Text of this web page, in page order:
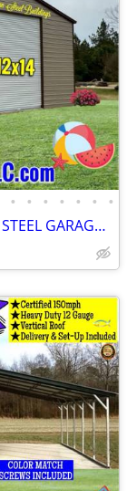
• • • • • • •
METAL BUILDINGS CARPORT RV COVER STEEL GARAGE POLE BARN METAL BUILDING